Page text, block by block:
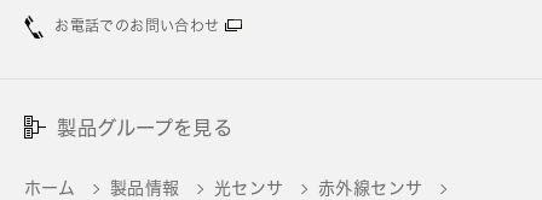
お電話でのお問い合わせ
製品グループを見る
ホーム 製品情報 光センサ
赤外線センサ